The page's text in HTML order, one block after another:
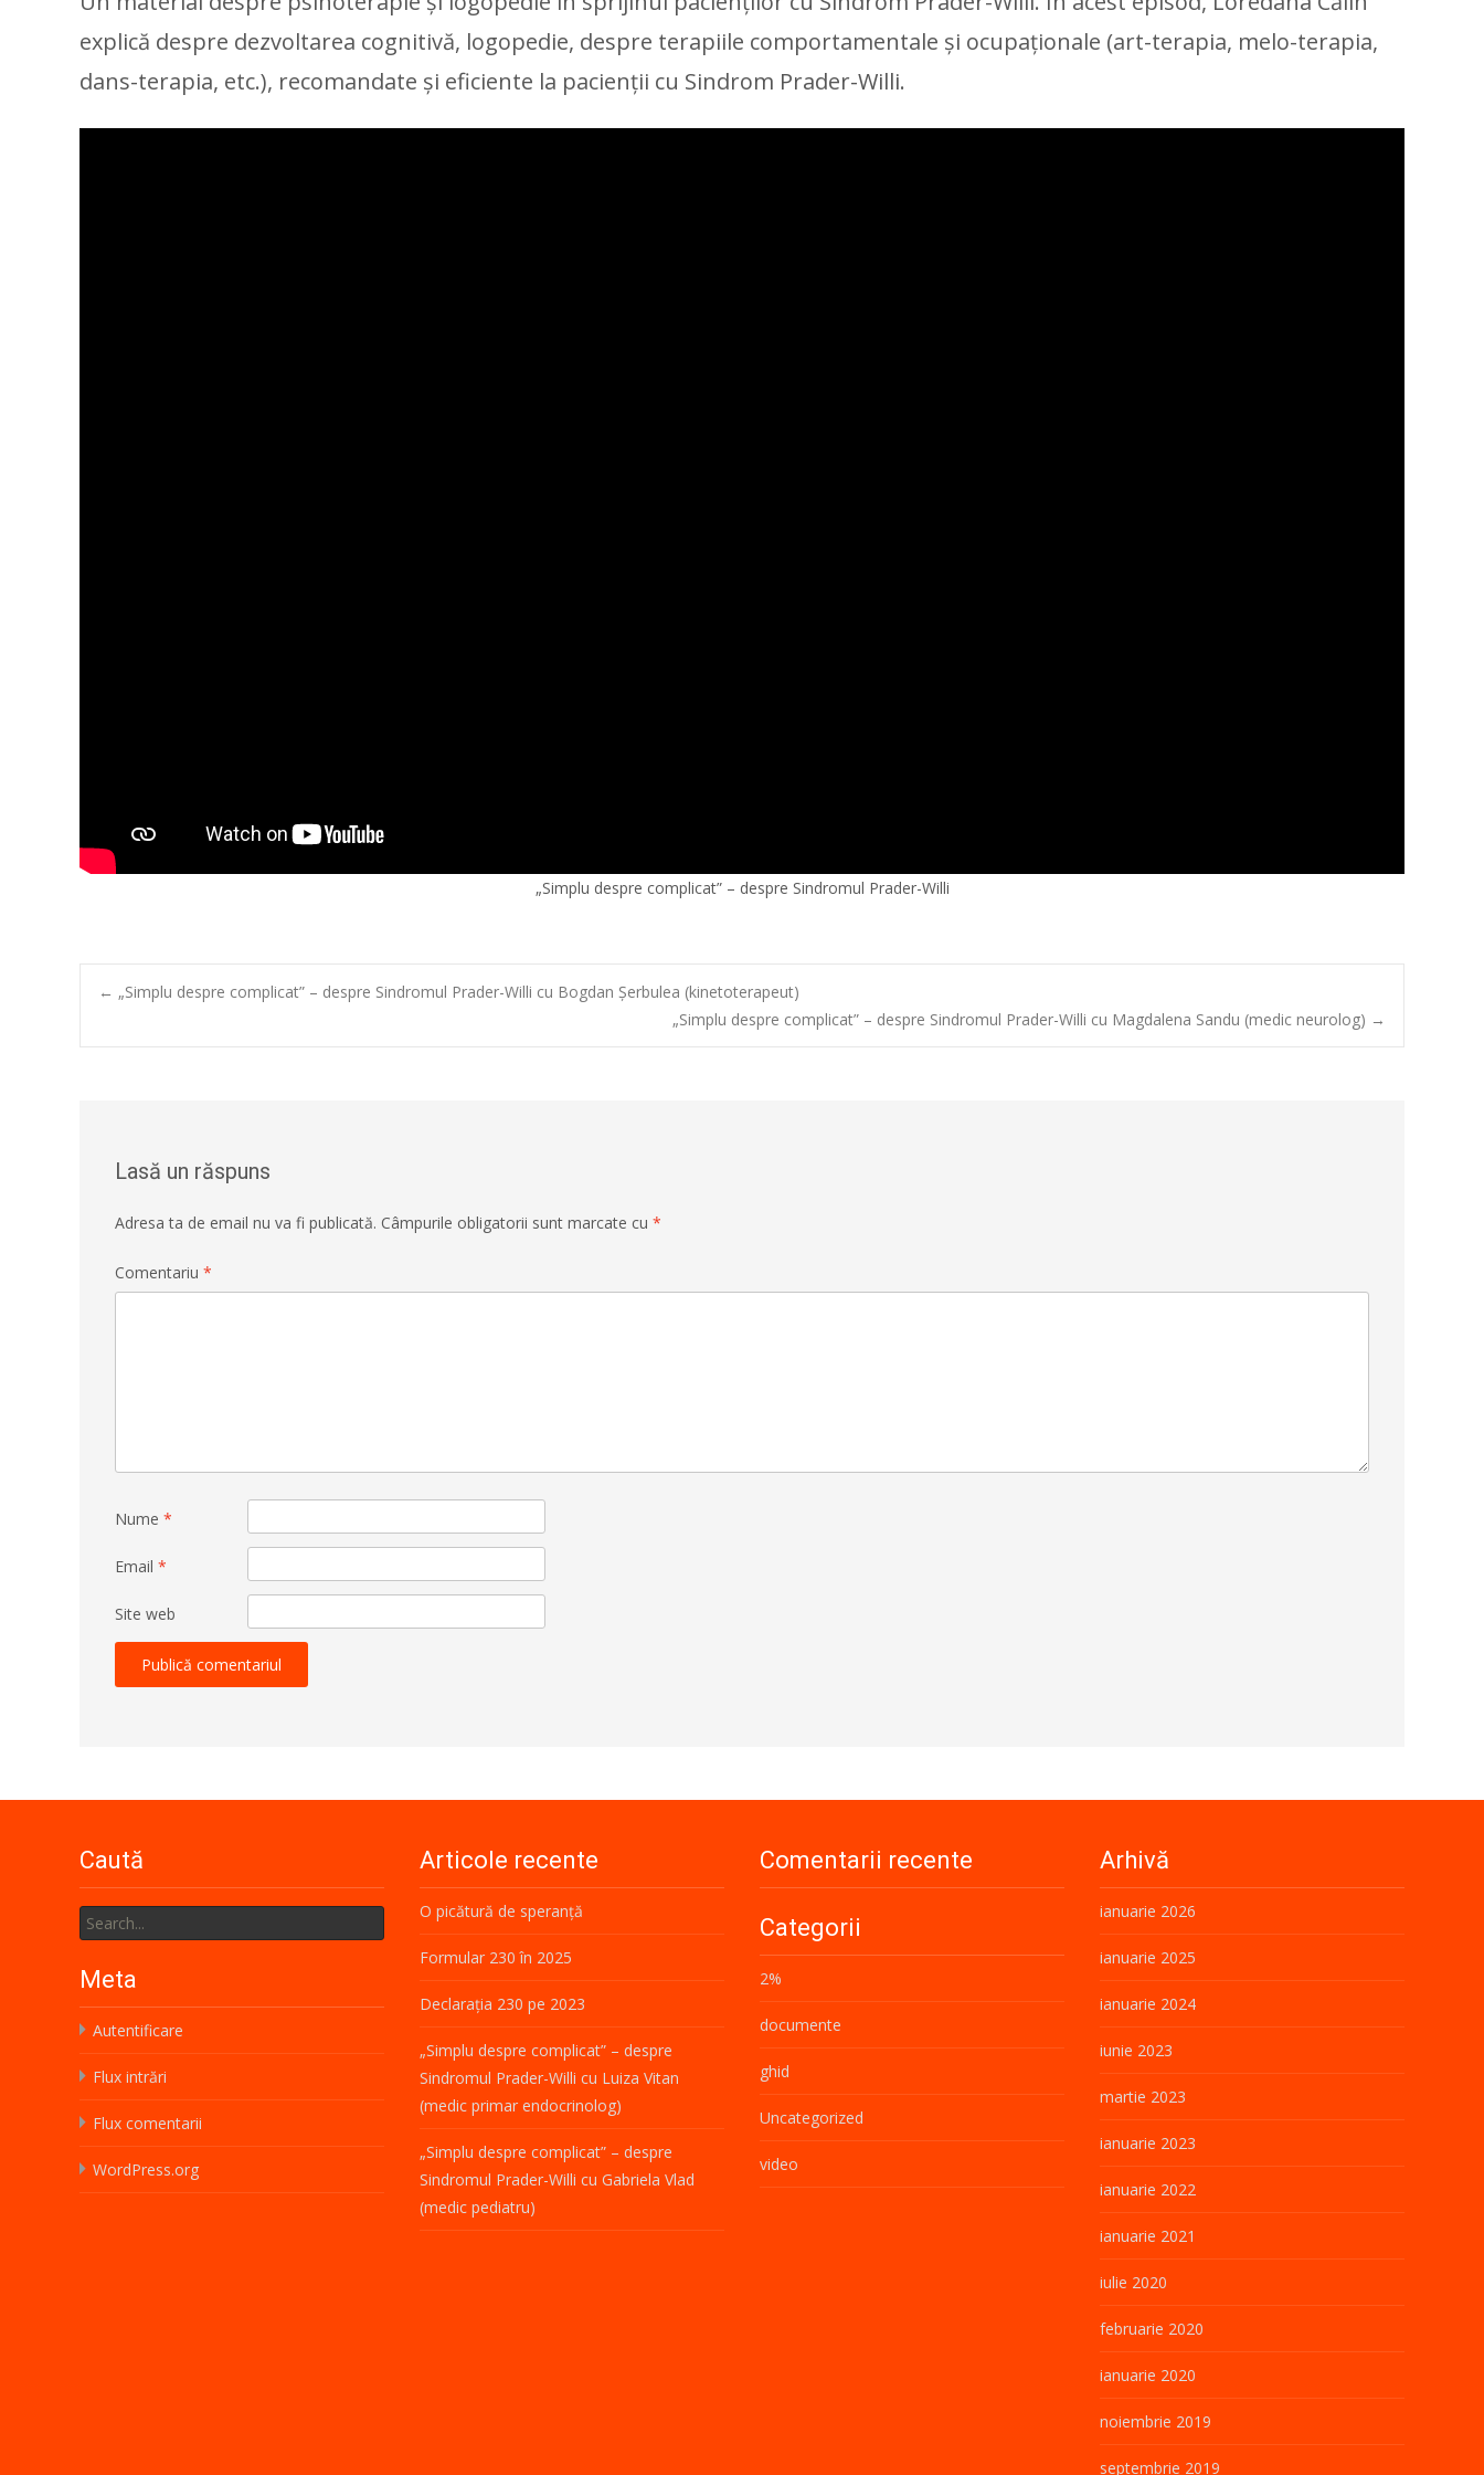
explică despre dezvoltarea cognitivă, logopedie, despre terapiile comportamentale și ocupaționale (art-terapia, melo-terapia,
dans-terapia, etc.), recomandate și eficiente la pacienții cu Sindrom Prader-Willi.
„Simplu despre complicat” – despre Sindromul Prader-Willi
Post
← „Simplu despre complicat” – despre Sindromul Prader-Willi cu Bogdan Șerbulea (kinetoterapeut)
„Simplu despre complicat” – despre Sindromul Prader-Willi cu Magdalena Sandu (medic neurolog) →
Lasă un răspuns
Adresa ta de email nu va fi publicată. Câmpurile obligatorii sunt marcate cu *
Comentariu *
Nume *
Email *
Site web
Caută
Search
for:
Articole recente
O picătură de speranță
Formular 230 în 2025
Declarația 230 pe 2023
„Simplu despre complicat” – despre
Sindromul Prader-Willi cu Luiza Vitan
(medic primar endocrinolog)
„Simplu despre complicat” – despre
Sindromul Prader-Willi cu Gabriela Vlad
(medic pediatru)
Comentarii recente Arhivă
ianuarie 2026
ianuarie 2025
ianuarie 2024
iunie 2023
martie 2023
ianuarie 2023
ianuarie 2022
ianuarie 2021
iulie 2020
februarie 2020
ianuarie 2020
noiembrie 2019
septembrie 2019
Categorii
2%
documente
ghid
Uncategorized
video
Meta
Autentificare
Flux intrări
Flux comentarii
WordPress.org